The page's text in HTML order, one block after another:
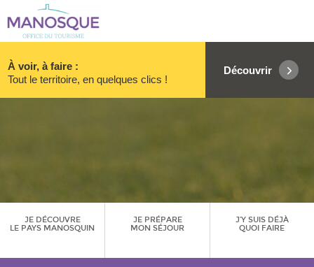
JE DÉCOUVRE
LE PAYS MANOSQUIN
JE PRÉPARE
MON SÉJOUR
J’Y SUIS DÉJÀ
QUOI FAIRE
À voir, à faire :
Tout le territoire, en quelques clics !
Découvrir